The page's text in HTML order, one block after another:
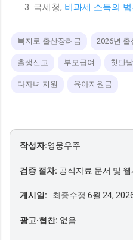
국세청, 비과세 소득의 범
복지로 출산장려금 2026년 출
출생신고 부모급여 첫만
다자녀 지원 육아지원금
작성자:영웅우주
검증 절차: 공식자료 문서 및 웹
게시일: · 최종수정 6월 24,
광고·협찬: 없음